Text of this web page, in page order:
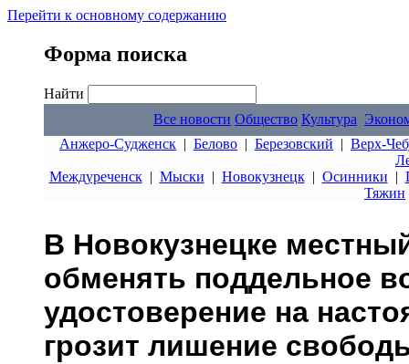
Перейти к основному содержанию
Форма поиска
Найти
Все новости Общество Культура
Анжеро-Судженск | Белово | Березовский | Верх-
Междуреченск| Мыски | Новокузнецк| Осинники |
Тяжин
В Новокузнецке
обменять поддельное
удостоверение на
грозит лишение